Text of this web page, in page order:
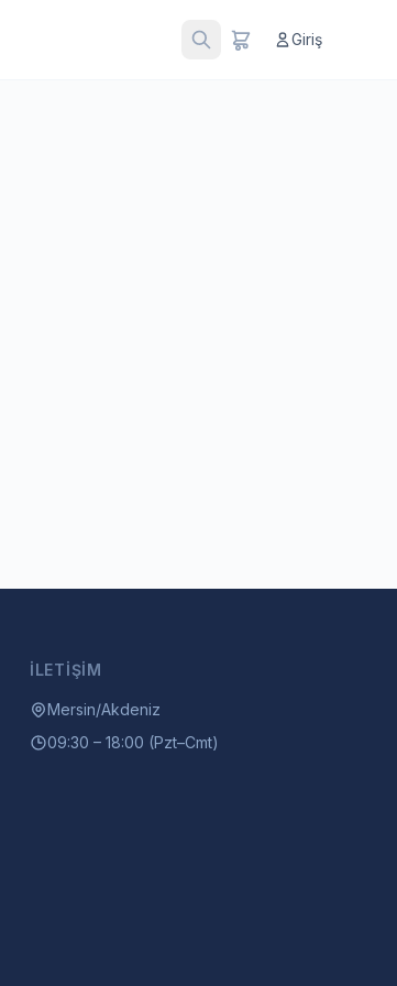
Giriş
İLETIŞIM
Mersin/Akdeniz
09:30 – 18:00 (Pzt–Cmt)